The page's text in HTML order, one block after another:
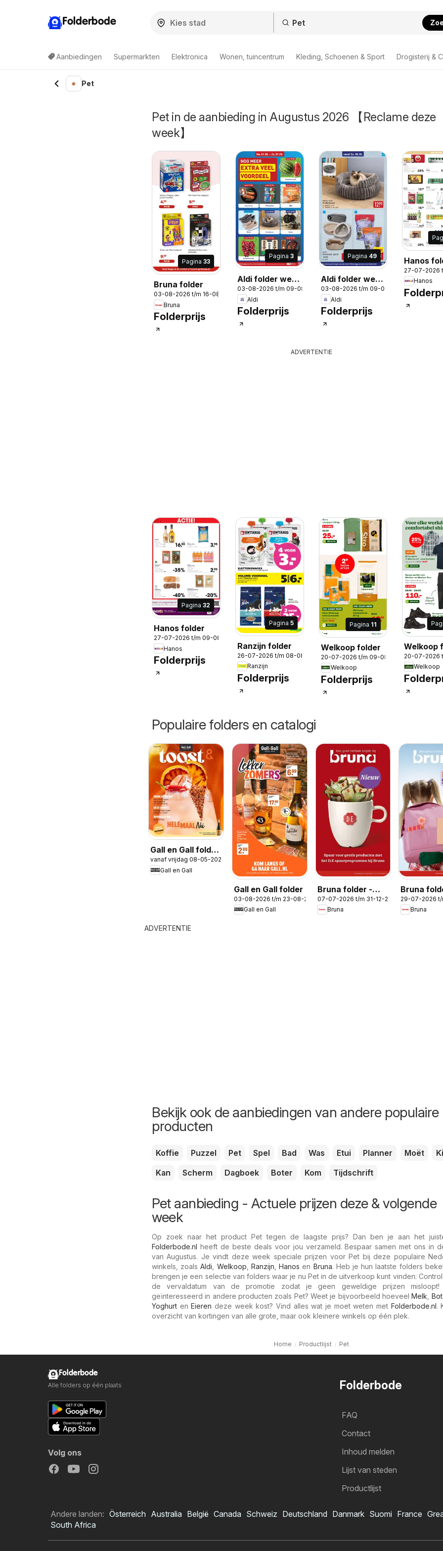
Folderbode
Aanbiedingen Supermarkten Elektronica Wonen, tuincentrum Kleding, Schoenen & Sport Drogisterij &
Pet
Pet in de aanbieding in Augustus 2026 【Reclame deze
week】
Pagina 33
Bruna folder
03-08-2026 t/m 16-08-2026
Bruna
Folderprijs
Pagina 3
Aldi folder week
32
03-08-2026 t/m 09-08-2026
Aldi
Folderprijs
Pagina 49
Aldi folder week
32
03-08-2026 t/m 09-08-2026
Aldi
Folderprijs
Hanos
27-07-2026
Hanos
ADVERTENTIE
Pagina 32
Hanos folder
27-07-2026 t/m 09-08-2026
Hanos
Folderprijs
Pagina 5
Ranzijn folder
26-07-2026 t/m 08-08-2026
Ranzijn
Folderprijs
Pagina 11
Welkoop folder
20-07-2026 t/m 09-08-2026
Welkoop
Folderprijs
Welkoop
20-07-2026
Welkoop
Populaire folders en catalogi
Gall en Gall folder
- Toost magazine
voorjaar 2026
vanaf vrijdag 08-05-2026
Gall en Gall
Gall en Gall folder
03-08-2026 t/m 23-08-2026
Gall en Gall
Bruna folder -
Jouw
koffiemoment
07-07-2026 t/m 31-12-2026
Bruna
Bruna
Back 2
29-07-2026
Bruna
ADVERTENTIE
Bekijk ook de aanbiedingen van andere populaire
producten
Koffie Puzzel Pet Spel Bad Was Etui Planner Moët
Kan
Scherm Dagboek Boter Kom Tijdschrift
Pet aanbieding - Actuele prijzen deze & volgende
week
Op zoek naar het product Pet tegen de laagste prijs? Dan ben je aan het
Folderbode.nl heeft de beste deals voor jou verzameld. Bespaar samen met ons in
van Augustus. Je vindt deze week speciale prijzen voor Pet bij deze populaire
winkels, zoalsAldi Welkoop Ranzijn ,Hanos en Bruna. Heb je hun laatste folders
brengen je een selectie van folders waar je nu Pet in de uitverkoop kunt vinden:
de vervaldatum van de promotie zodat je geen geweldige prijzen
geïnteresseerd in andere producten zoals Pet? Weet je bijvoorbeeld hoeveelMelk
Yoghurt enEieren deze week kost? Vind alles wat je moet weten met Folderbode.nl.
overzicht van kortingen van alle grote, maar ook kleinere winkels op één plek.
Home Productlijst Pet
Folderbode
FAQ
Contact
Inhoud melden
Lijst van steden
Productlijst
Folderbode
Alle folders op één plaats
Volg ons
Andere landen: Österreich Australia België Canada Schweiz Deutschland Danmark Suomi France
South Africa